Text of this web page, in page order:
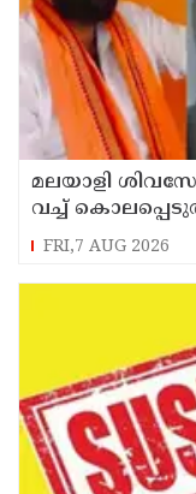
മലയാളി
വച്ച്
പിടിയിൽ
FRI,7 AUG 2026